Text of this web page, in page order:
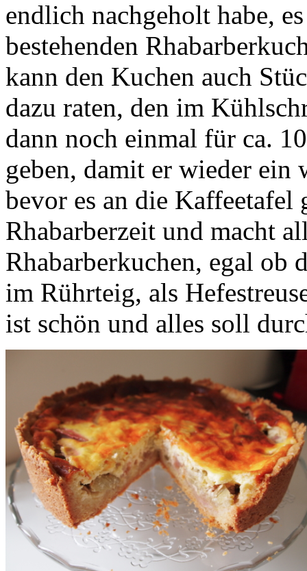
endlich nachgeholt habe,
bestehenden
kann den Kuchen auch
dazu raten, den im
dann noch einmal für ca.
geben, damit er wieder
bevor es an die Kaffeetafel
Rhabarberzeit und macht
Rhabarberkuchen, egal ob
im Rührteig, als
ist schön und alles soll